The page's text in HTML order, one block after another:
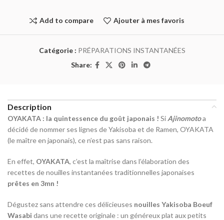
Add to compare Ajouter à mes favoris
Catégorie : PRÉPARATIONS INSTANTANÉES
Share:
Description
OYAKATA : la quintessence du goût japonais ! Si Ajinomotoa
décidé de nommer ses lignes de Yakisoba et de Ramen, OYAKATA
(le maître en japonais), ce n’est pas sans raison.
En effet, OYAKATA, c’est la maîtrise dans l’élaboration des
recettes de nouilles instantanées traditionnelles japonaises
prêtes en 3mn !
Dégustez sans attendre ces délicieuses nouilles Yakisoba Boeuf
Wasabi dans une recette originale : un généreux plat aux petits